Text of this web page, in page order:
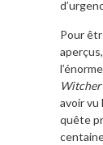
Pour
Witcher
avoir vu
quête